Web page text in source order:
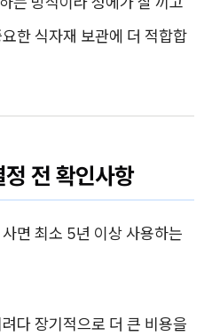
한 식자재 보관에 더 적합합
전 확인사항
면 최소 5년 이상 사용하는
다 장기적으로 더 큰 비용을